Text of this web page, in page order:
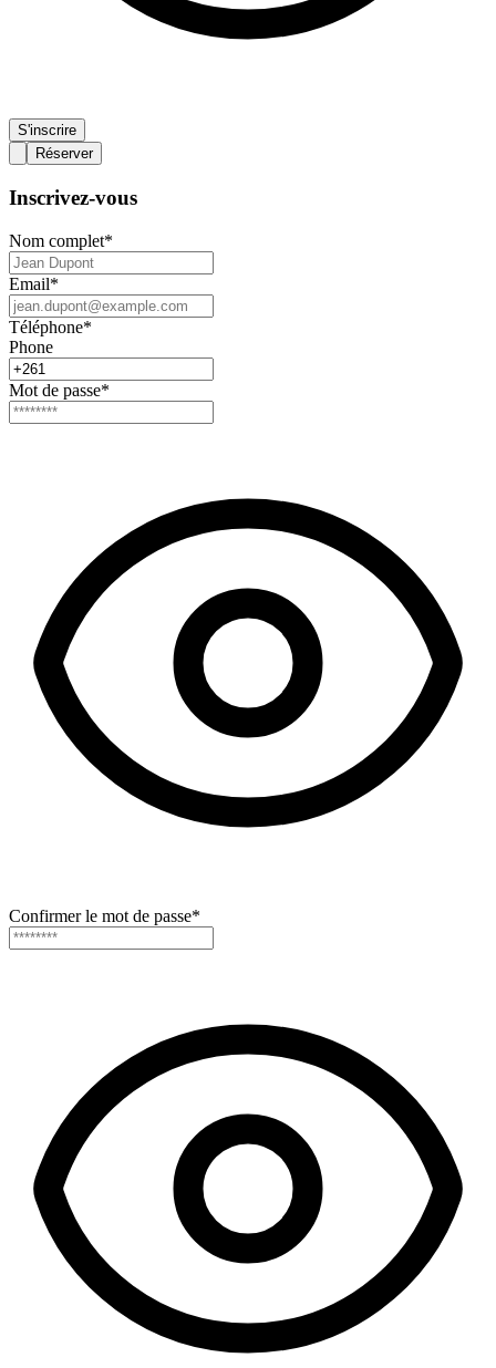
S'inscrire
Réserver
Inscrivez-vous
Nom complet*
Email*
Téléphone*
Phone
Mot de passe*
Confirmer le mot de passe*